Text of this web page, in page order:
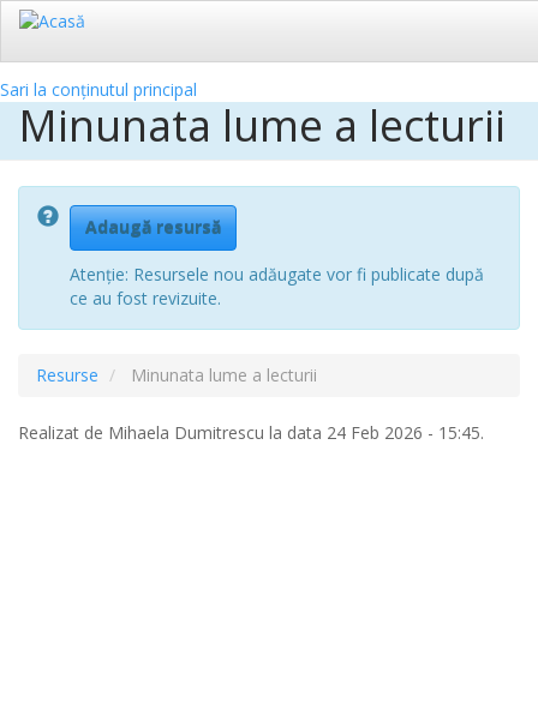
Sari la conținutul principal
Minunata lume a lecturii
Adaugă resursă
Atenție: Resursele nou adăugate vor fi publicate după
ce au fost revizuite.
Resurse Minunata lume a lecturii
Realizat de Mihaela Dumitrescu la data 24 Feb 2026 - 15:45.